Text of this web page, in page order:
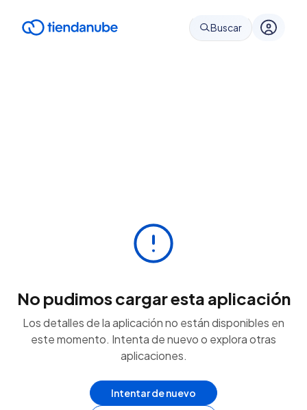
Buscar
No pudimos cargar esta aplicación
Los detalles de la aplicación no están disponibles en
este momento. Intenta de nuevo o explora otras
aplicaciones.
Intentar de nuevo